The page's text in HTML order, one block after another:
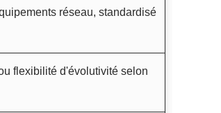
réseau, standardisé
flexibilité d'évolutivité selon